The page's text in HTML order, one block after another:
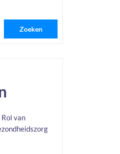
Zoeken
van